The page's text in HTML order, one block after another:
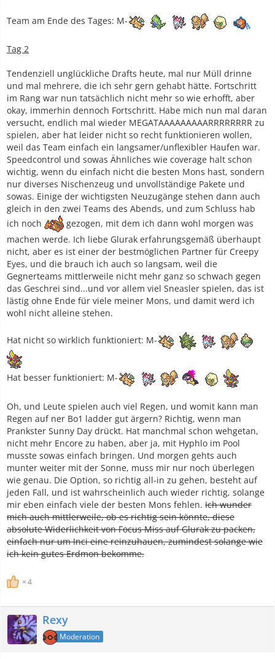
Team am Ende des Tages: M-
Tag 2
Tendenziell unglückliche Drafts heute, mal nur Müll drinne
und mal mehrere, die ich sehr gern gehabt hätte. Fortschritt
im Rang war nun tatsächlich nicht mehr so wie erhofft, aber
okay, immerhin dennoch Fortschritt. Habe mich nun mal daran
versucht, endlich mal wieder MEGATAAAAAAAAARRRRRRRR zu
spielen, aber hat leider nicht so recht funktionieren wollen,
weil das Team einfach ein langsamer/unflexibler Haufen war.
Speedcontrol und sowas Ähnliches wie coverage halt schon
wichtig, wenn du einfach nicht die besten Mons hast, sondern
nur diverses Nischenzeug und unvollständige Pakete und
sowas. Einige der wichtigsten Neuzugänge stehen dann auch
gleich in den zwei Teams des Abends, und zum Schluss hab
ich noch
gezogen, mit dem ich dann wohl morgen was
machen werde. Ich liebe Glurak erfahrungsgemäß überhaupt
nicht, aber es ist einer der bestmöglichen Partner für Creepy
Eyes, und die brauch ich auch so langsam, weil die
Gegnerteams mittlerweile nicht mehr ganz so schwach gegen
das Geschrei sind...und vor allem viel Sneasler spielen, das ist
lästig ohne Ende für viele meiner Mons, und damit werd ich
wohl nicht alleine stehen.
Hat nicht so wirklich funktioniert: M-
Hat besser funktioniert: M-
Oh, und Leute spielen auch viel Regen, und womit kann man
Regen auf ner Bo1 ladder gut ärgern? Richtig, wenn man
Prankster Sunny Day drückt. Hat manchmal schon wehgetan,
nicht mehr Encore zu haben, aber ja, mit Hyphlo im Pool
musste sowas einfach bringen. Und morgen gehts auch
munter weiter mit der Sonne, muss mir nur noch überlegen
wie genau. Die Option, so richtig all-in zu gehen, besteht auf
jeden Fall, und ist wahrscheinlich auch wieder richtig, solange
mir eben einfach viele der besten Mons fehlen. Ich wunder
mich auch mittlerweile, ob es richtig sein könnte, diese
absolute Widerlichkeit von Focus Miss auf Glurak zu packen,
einfach nur um Inci eine reinzuhauen, zumindest solange wie
ich kein gutes Erdmon bekomme.
4
Rexy
Moderation